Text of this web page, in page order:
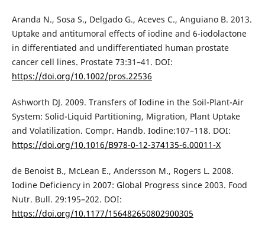
Aranda N., Sosa S., Delgado G., Aceves C., Anguiano B. 2013.
Uptake and antitumoral effects of iodine and 6-iodolactone
in differentiated and undifferentiated human prostate
cancer cell lines. Prostate 73:31–41. DOI:
https://doi.org/10.1002/pros.22536
Ashworth DJ. 2009. Transfers of Iodine in the Soil-Plant-Air
System: Solid-Liquid Partitioning, Migration, Plant Uptake
and Volatilization. Compr. Handb. Iodine:107–118. DOI:
https://doi.org/10.1016/B978-0-12-374135-6.00011-X
de Benoist B., McLean E., Andersson M., Rogers L. 2008.
Iodine Deficiency in 2007: Global Progress since 2003. Food
Nutr. Bull. 29:195–202. DOI:
https://doi.org/10.1177/156482650802900305